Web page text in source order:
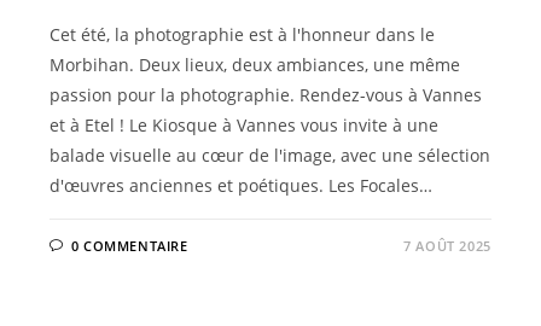
Cet été, la photographie est à l'honneur dans le
Morbihan. Deux lieux, deux ambiances, une même
passion pour la photographie. Rendez-vous à Vannes
et à Etel ! Le Kiosque à Vannes vous invite à une
balade visuelle au cœur de l'image, avec une sélection
d'œuvres anciennes et poétiques. Les Focales…
0 COMMENTAIRE 7 AOÛT 2025